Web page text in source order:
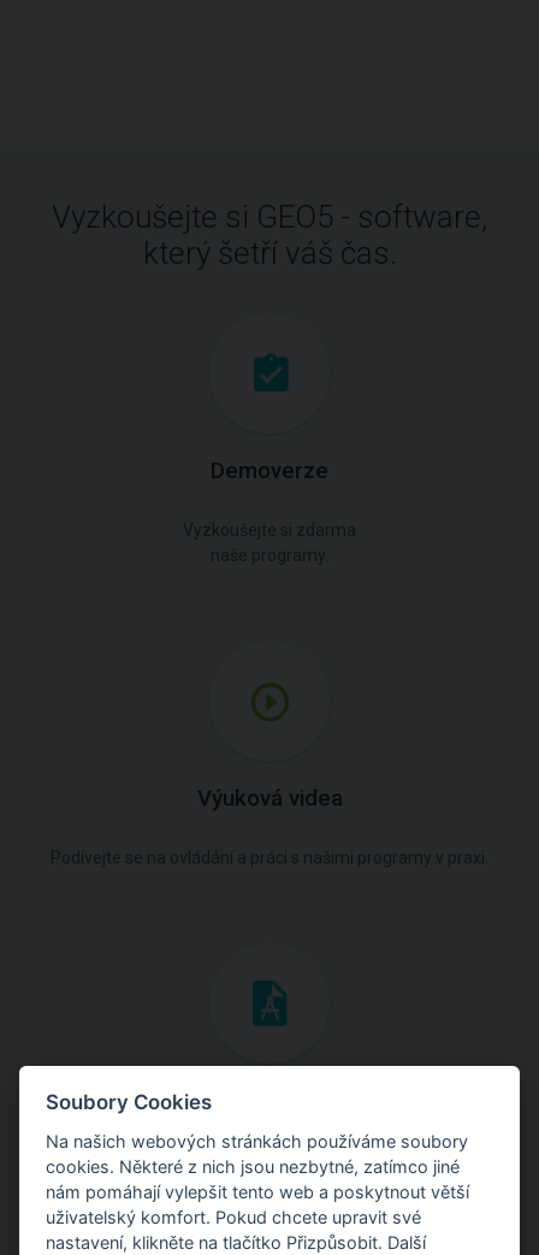
Vyzkoušejte si GEO5 - software,
který šetří váš čas.
Demoverze
Výuková videa
Inženýrské manuály
Stáhněte si manuály s teoretickými i praktickými ukázkami
použití programů.
Soubory Cookies
Na našich webových stránkách používáme soubory
cookies. Některé z nich jsou nezbytné, zatímco jiné
nám pomáhají vylepšit tento web a poskytnout větší
uživatelský komfort. Pokud chcete upravit své
nastavení, klikněte na tlačítko Přizpůsobit. Další